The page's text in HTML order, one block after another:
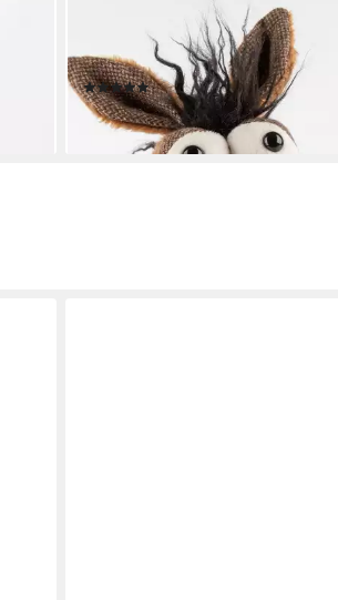
Kuscheltier Rodeo Rose BeastsTown
für Erwachsene und Kinder (1-St)
(1)
ab 74,95 €
lieferbar - in 3-4 Werktagen bei dir